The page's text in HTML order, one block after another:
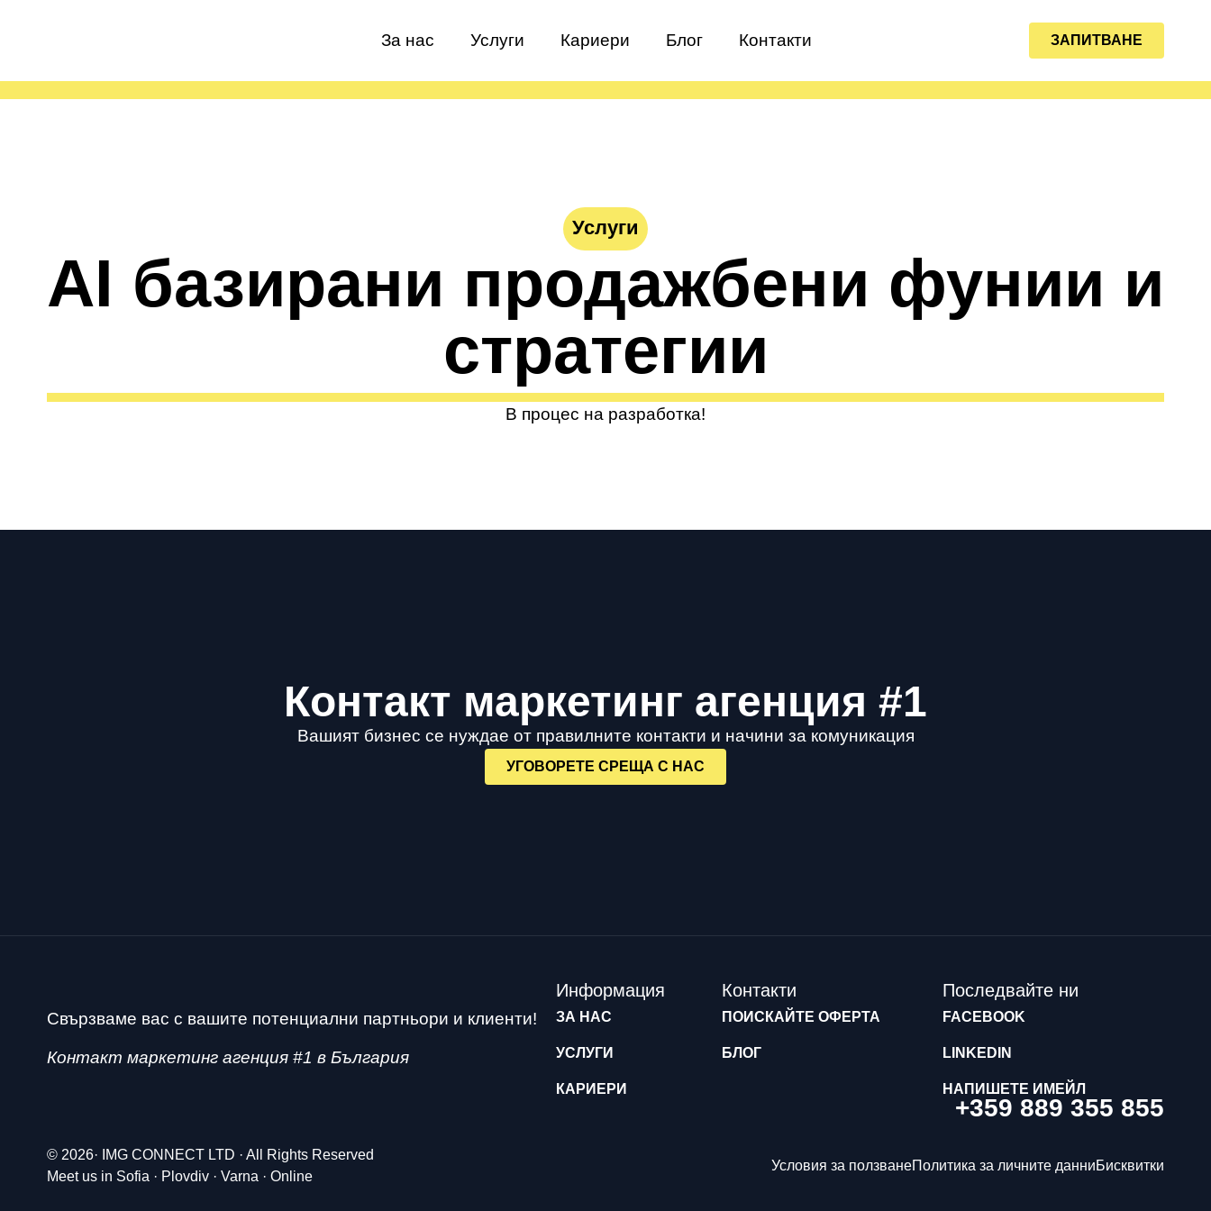
За нас Услуги Кариери Блог Контакти ЗАПИТВАНЕ
Услуги
AI базирани продажбени фунии и
стратегии
В процес на разработка!
Контакт маркетинг агенция #1
Вашият бизнес се нуждае от правилните контакти и начини за комуникация
УГОВОРЕТЕ СРЕЩА С НАС
Свързваме вас с вашите потенциални партньори и клиенти!
Контакт маркетинг агенция #1 в България
Информация
ЗА НАС
УСЛУГИ
КАРИЕРИ
Контакти
ПОИСКАЙТЕ ОФЕРТА
БЛОГ
Последвайте ни
FACEBOOK
LINKEDIN
НАПИШЕТЕ ИМЕЙЛ
+359 889 355 855
© 2026· IMG CONNECT LTD · All Rights Reserved
Meet us in Sofia · Plovdiv · Varna · Online
Условия за ползванеПолитика за личните данниБисквитки